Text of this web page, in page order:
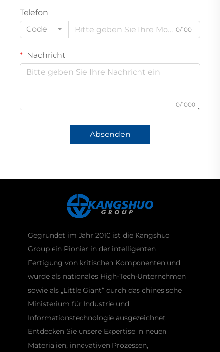
Telefon
Code
0/100
Nachricht
0/1000
Absenden
Gegründet im Jahr 2010 ist die Kangshuo
Group ein Pionier in der intelligenten
Fertigung von kritischen Komponenten und
wurde als nationales High-Tech-Unternehmen
sowie als „Little Giant“ durch das chinesische
Ministerium für Industrie und
Informationstechnologie ausgezeichnet.
Entdecken Sie unsere Expertise in neuen
Materialien, innovativen Prozessen,